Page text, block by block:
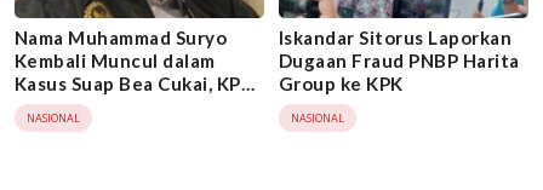
Nama Muhammad Suryo
Kembali Muncul dalam
Kasus Suap Bea Cukai, KPK
Didesak Bertindak
NASIONAL
Iskandar Sitorus Laporkan
Dugaan Fraud PNBP Harita
Group ke KPK
NASIONAL